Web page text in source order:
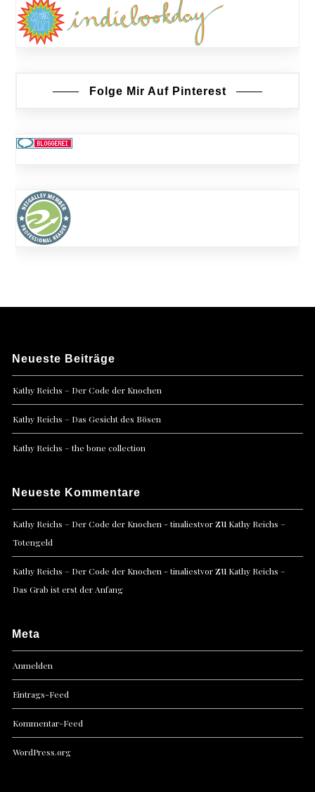
Folge Mir Auf Pinterest
Neueste Beiträge
Kathy Reichs – Der Code der Knochen
Kathy Reichs – Das Gesicht des Bösen
Kathy Reichs – the bone collection
Neueste Kommentare
Kathy Reichs – Der Code der Knochen - tinaliestvorzu Kathy Reichs –
Totengeld
Kathy Reichs – Der Code der Knochen - tinaliestvorzu Kathy Reichs –
Das Grab ist erst der Anfang
Meta
Anmelden
Eintrags-Feed
Kommentar-Feed
WordPress.org